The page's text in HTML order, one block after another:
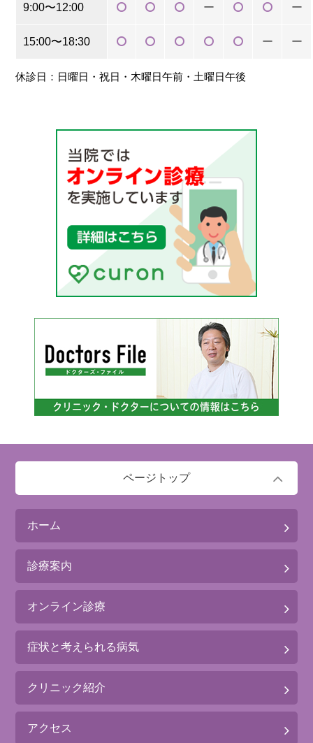
9:00〜12:00 ー ー
15:00〜18:30 ー ー
休診日：日曜日・祝日・木曜日午前・土曜日午後
ページトップ
ホーム
診療案内
オンライン診療
症状と考えられる病気
クリニック紹介
アクセス